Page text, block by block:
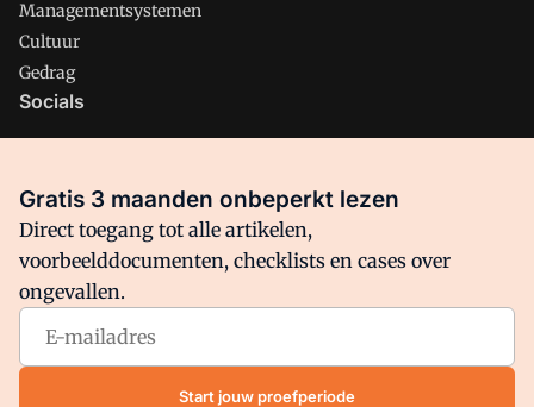
Managementsystemen
Cultuur
Gedrag
Socials
Facebook
Arbo is onderdeel van VMN media. Lees inons manifestwaar
VMN media voor staat. Op gebruik van deze site zijn de
volgende regelingen van toepassing:Algemene Voorwaarden
Privacy en Cookie beleid|Privacy instellingen
Gratis 3 maanden onbeperkt lezen
Direct toegang tot alle artikelen,
voorbeelddocumenten, checklists en cases over
ongevallen.
Start jouw proefperiode